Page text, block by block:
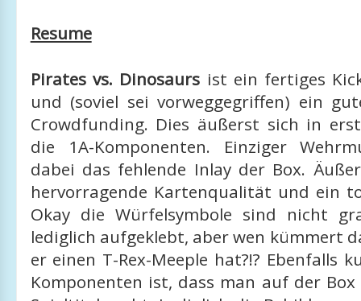
Resume
Pirates vs. Dinosaurs ist ein fertiges
und (soviel sei vorweggegriffen) ein
Crowdfunding. Dies äußerst sich in
die 1A-Komponenten. Einziger
dabei das fehlende Inlay der Box.
hervorragende Kartenqualität und ein
Okay die Würfelsymbole sind nicht
lediglich aufgeklebt, aber wen kümmert
er einen T-Rex-Meeple hat?!? Ebenfalls
Komponenten ist, dass man auf der